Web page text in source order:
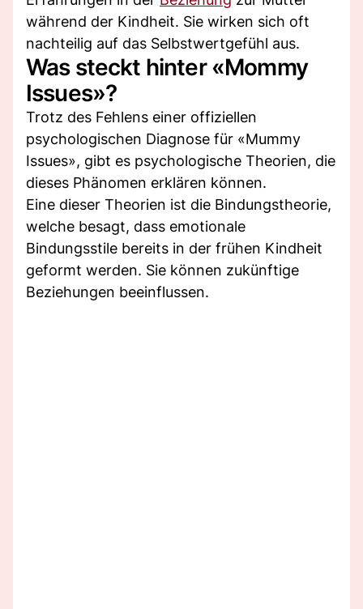
während der Kindheit. Sie wirken sich oft
nachteilig auf das Selbstwertgefühl aus.
Was steckt hinter «Mommy
Issues»?
Trotz des Fehlens einer offiziellen
psychologischen Diagnose für «Mummy
Issues», gibt es psychologische Theorien, die
dieses Phänomen erklären können.
Eine dieser Theorien ist die Bindungstheorie,
welche besagt, dass emotionale
Bindungsstile bereits in der frühen Kindheit
geformt werden. Sie können zukünftige
Beziehungen beeinflussen.